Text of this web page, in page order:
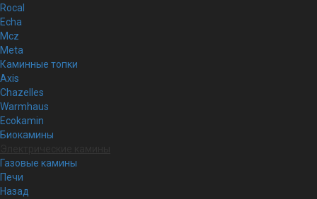
Rocal
Echa
Mcz
Meta
Каминные топки
Axis
Chazelles
Warmhaus
Ecokamin
Биокамины
Газовые камины
Печи
Назад